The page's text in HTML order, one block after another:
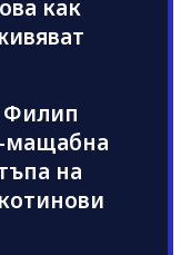
как
мащабна
на